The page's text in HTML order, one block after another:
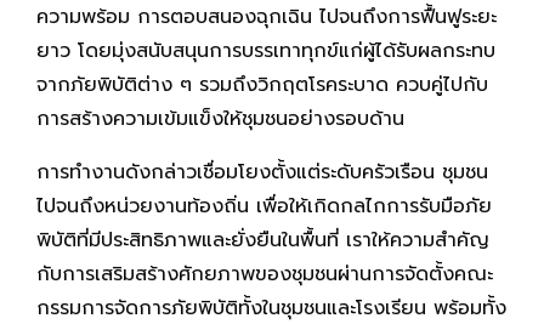
ความพร้อม การตอบสนองฉุกเฉิน ไปจนถึงการฟื้นฟูระยะ
ยาว โดยมุ่งสนับสนุนการบรรเทาทุกข์แก่ผู้ได้รับผลกระทบ
จากภัยพิบัติต่าง ๆ รวมถึงวิกฤตโรคระบาด ควบคู่ไปกับ
การสร้างความเข้มแข็งให้ชุมชนอย่างรอบด้าน
การทำงานดังกล่าวเชื่อมโยงตั้งแต่ระดับครัวเรือน ชุมชน
ไปจนถึงหน่วยงานท้องถิ่น เพื่อให้เกิดกลไกการรับมือภัย
พิบัติที่มีประสิทธิภาพและยั่งยืนในพื้นที่ เราให้ความสำคัญ
กับการเสริมสร้างศักยภาพของชุมชนผ่านการจัดตั้งคณะ
กรรมการจัดการภัยพิบัติทั้งในชุมชนและโรงเรียน พร้อมทั้ง